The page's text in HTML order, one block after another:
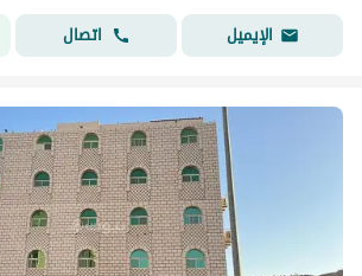
الإيميل
اتصال